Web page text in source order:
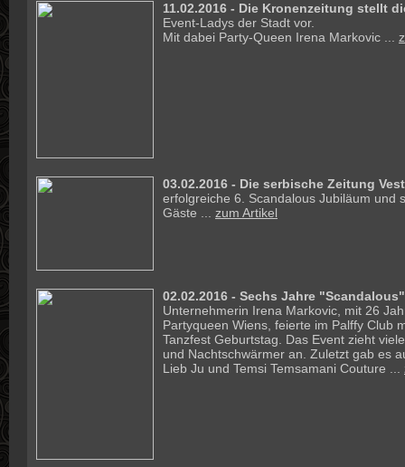
11.02.2016 - Die Kronenzeitung stellt
Event-Ladys der Stadt vor.
Mit dabei Party-Queen Irena Markovic ...
03.02.2016 - Die serbische Zeitung
erfolgreiche 6. Scandalous Jubiläum und
Gäste ... zum Artikel
02.02.2016 - Sechs Jahre
Unternehmerin Irena Markovic, mit 26
Partyqueen Wiens, feierte im Palffy Club
Tanzfest Geburtstag. Das Event zieht
und Nachtschwärmer an. Zuletzt gab es
Lieb Ju und Temsi Temsamani Couture ...